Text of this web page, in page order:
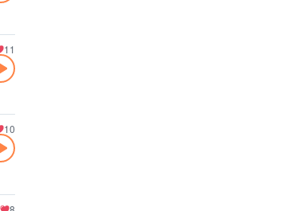
11
10